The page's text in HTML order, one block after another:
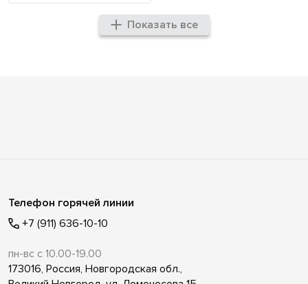
Показать все
Телефон горячей линии
+7 (911) 636-10-10
пн-вс с 10.00-19.00
173016, Россия, Новгородская обл.,